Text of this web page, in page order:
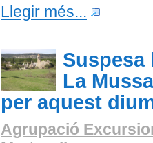
Llegir més...
Suspesa
La
per aquest
Agrupació